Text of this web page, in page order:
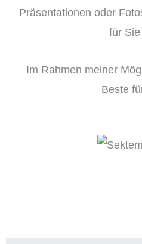
Präsentationen oder
für
Im Rahmen meiner
Beste